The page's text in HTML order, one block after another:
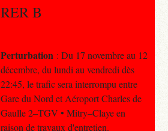
RER B
Perturbation : Du 17 novembre au 12
décembre, du lundi au vendredi dès
22:45, le trafic sera interrompu entre
Gare du Nord et Aéroport Charles de
Gaulle 2–TGV • Mitry–Claye en
raison de travaux d'entretien.